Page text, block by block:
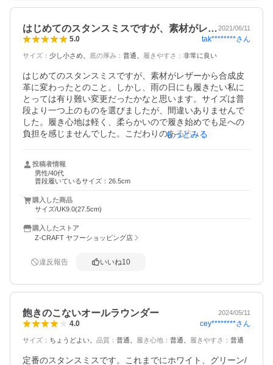
はじめてのスタンスミスですが、素材がレ…2021/06/11
5.0 tak********さん
サイズ ： 少し小さめ 底の厚み ： 普通 履きやすさ ： 非常に良い
はじめてのスタンスミスですが、素材がレザーから合成皮
革に変わったとのこと。しかし、雨の日にも履きたい私に
とっては有り難い変更だったかなと思います。サイズは普
段より一つ上のものを選びましたが、間違いありませんで
した。履き心地は軽く、柔らかいので履き始めでも足への
負担を感じませんでした。こだわりのある方には残念な変
もっとみる
投稿者情報
男性/40代
普段履いているサイズ：26.5cm
購入した商品
サイズ/UK9.0(27.5cm)
購入したストア
Z-CRAFT ヤフーショッピング店
違反報告 いいね10
飽きのこないオールラウンダー 2024/05/11
4.0 cey********さん
サイズ ： ちょうどよい 品質 ： 普通 履き心地 ： 普通 履きやすさ ： 普通
定番のスタンスミスです。これまでにホワイト、グリーン/